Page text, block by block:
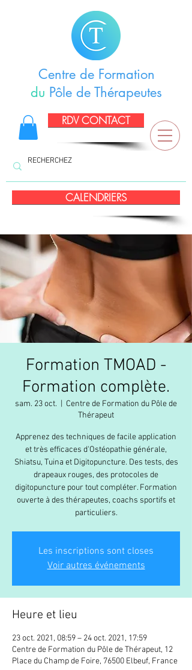
Centre de Formation
du Pôle de Thérapeutes
RDV CONTACT
CALENDRIERS
Formation TMOAD -
Formation complète.
sam. 23 oct.
Centre de Formation du Pôle de
Thérapeut
Apprenez des techniques de facile application
et très efficaces d'Ostéopathie générale,
Shiatsu, Tuina et Digitopuncture. Des tests, des
drapeaux rouges, des protocoles de
digitopuncture pour tout compléter. Formation
ouverte à des thérapeutes, coachs sportifs et
particuliers.
Les inscriptions sont closes
Voir autres événements
Heure et lieu
23 oct. 2021, 08:59 – 24 oct. 2021, 17:59
Centre de Formation du Pôle de Thérapeut, 12
Place du Champ de Foire, 76500 Elbeuf, France